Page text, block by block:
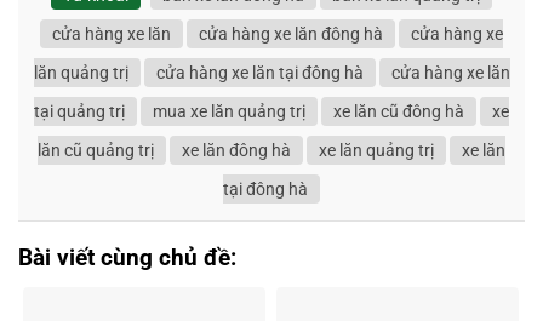
cửa hàng xe lăn
cửa hàng xe lăn đông hà
cửa hàng xe
lăn quảng trị
cửa hàng xe lăn tại đông hà
cửa hàng xe lăn
tại quảng trị
mua xe lăn quảng trị xe lăn cũ đông hà
xe
lăn cũ quảng trị
xe lăn đông hà xe lăn quảng trị
xe lăn
tại đông hà
Bài viết cùng chủ đề: